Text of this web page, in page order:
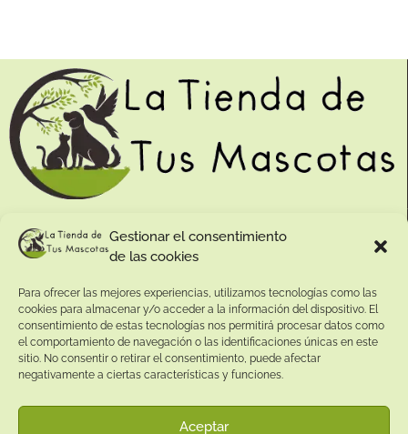
Gestionar el consentimiento
de las cookies
Para ofrecer las mejores experiencias, utilizamos tecnologías como las
cookies para almacenar y/o acceder a la información del dispositivo. El
consentimiento de estas tecnologías nos permitirá procesar datos como
el comportamiento de navegación o las identificaciones únicas en este
sitio. No consentir o retirar el consentimiento, puede afectar
negativamente a ciertas características y funciones.
Aceptar
Contacto:
Dirección:
Calle Pepe Jiménez 19, Rute, 14950 Códoba. España
Teléfono:
+34641081328
Email:
info@latiendadetusmascotas.com
Enlaces de interés: